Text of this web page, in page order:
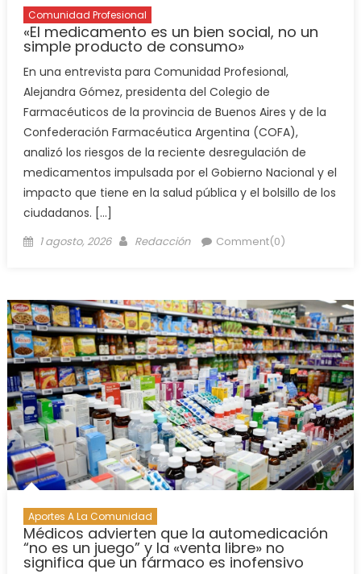
Comunidad Profesional
«El medicamento es un bien social, no un
simple producto de consumo»
En una entrevista para Comunidad Profesional,
Alejandra Gómez, presidenta del Colegio de
Farmacéuticos de la provincia de Buenos Aires y de la
Confederación Farmacéutica Argentina (COFA),
analizó los riesgos de la reciente desregulación de
medicamentos impulsada por el Gobierno Nacional y el
impacto que tiene en la salud pública y el bolsillo de los
ciudadanos. […]
1 agosto, 2026 Redacción Comment(0)
Aportes A La Comunidad
Médicos advierten que la automedicación
“no es un juego” y la «venta libre» no
significa que un fármaco es inofensivo